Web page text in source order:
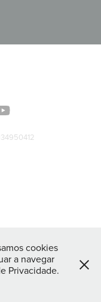
cookies
a navegar
Privacidade.